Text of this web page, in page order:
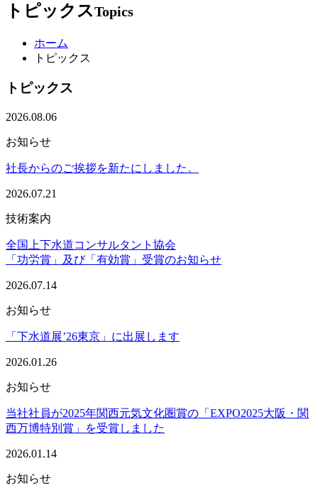
トピックスTopics
ホーム
トピックス
トピックス
2026.08.06
お知らせ
社長からのご挨拶を新たにしました。
2026.07.21
技術案内
全国上下水道コンサルタント協会
「功労賞」及び「有効賞」受賞のお知らせ
2026.07.14
お知らせ
「下水道展’26東京」に出展します
2026.01.26
お知らせ
当社社員が2025年関西元気文化圏賞の「EXPO2025大阪・関
西万博特別賞」を受賞しました
2026.01.14
お知らせ